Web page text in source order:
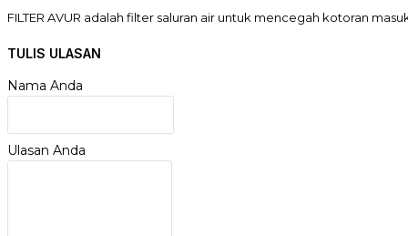
FILTER AVUR adalah filter saluran air untuk mencegah kotoran
untuk membantu mengurangi penyumbatan di saluran air baik bak
Filter saluran air untuk mencegah kotoran masuk saluran
Filter saluran air untuk mencegah kotoran masuk saluran
TULIS ULASAN
Nama Anda
Ulasan Anda